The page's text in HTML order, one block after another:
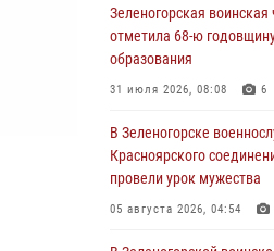
04 августа 2026, 09:57
Сотрудники Росгвардии
общественный порядок
Дудинке
04 августа 2026, 08:36
В Красноярске
супермаркета
Зеленогорская воинская
отметила 68-ю
образования
31 июля 2026, 08:08 6
В Зеленогорске
Красноярского
провели урок мужества
05 августа 2026, 04:54